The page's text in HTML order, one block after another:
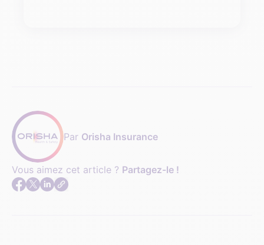
Par Orisha Insurance
Vous aimez cet article ? Partagez-le !